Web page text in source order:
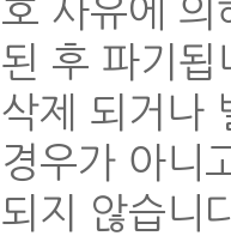
호 사유에
된 후 파기됩
삭제 되거나
경우가 아니
되지 않습니